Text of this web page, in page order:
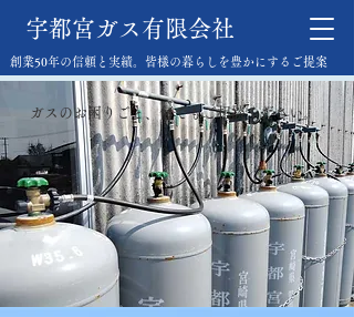
宇都宮ガス有限会社
創業50年の信頼と実績。皆様の暮らしを豊かにするご提案
​ガスのお困りごと、何でもご相談ください。